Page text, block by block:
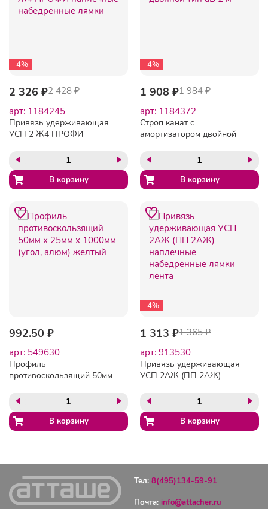
-4%
2 326 ₽2 428 ₽
арт: 1184245
Привязь удерживающая
УСП 2 Ж4 ПРОФИ
лямки
-4%
1 908 ₽1 984 ₽
арт: 1184372
Строп канат с
амортизатором двойной
992.50 ₽
арт: 549630
Профиль
противоскользящий 50мм
алюм) желтый
-4%
1 313 ₽1 365 ₽
арт: 913530
Привязь удерживающая
УСП 2АЖ (ПП 2АЖ)
лямки лента
Тел: 8(495)134-59-91
Почта: info@attacher.ru